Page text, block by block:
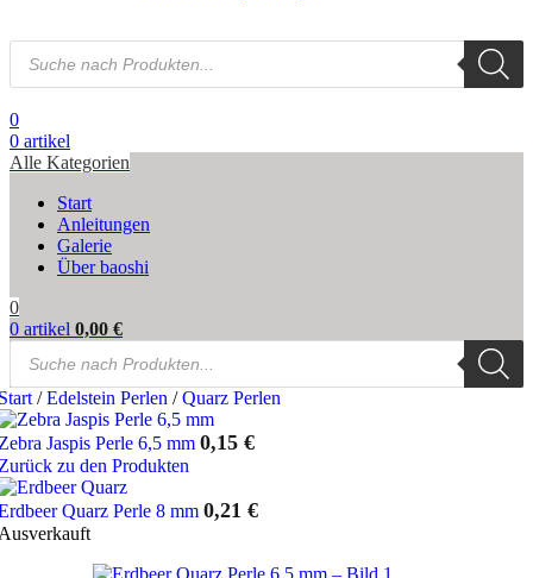
Products
search
0
0 artikel
Alle Kategorien
Start
Anleitungen
Galerie
Über baoshi
0
0 artikel 0,00 €
Products
search
/ Edelstein Perlen / Quarz Perlen
Jaspis Perle 6,5 mm 0,15 €
zu den Produkten
Quarz Perle 8 mm 0,21 €